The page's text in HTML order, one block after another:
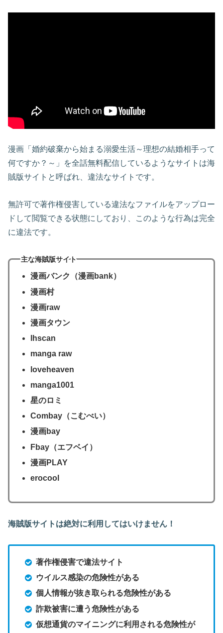
漫画「婚約破棄から始まる溺愛生活～理想の結婚相手って
何ですか？～」を全話無料配信しているようなサイトは海
賊版サイトと呼ばれ、違法なサイトです。
無許可で著作権侵害している違法なファイルをアップロー
ドして閲覧できる状態にしており、このような行為は完全
に違法です。
主な海賊版サイト
漫画バンク（漫画bank）
漫画村
漫画raw
漫画タウン
lhscan
manga raw
loveheaven
manga1001
星のロミ
Combay（こむべい）
漫画bay
Fbay（エフベイ）
漫画PLAY
erocool
海賊版サイトは絶対に利用してはいけません！
著作権侵害で違法サイト
ウイルス感染の危険性がある
個人情報が抜き取られる危険性がある
詐欺被害に遭う危険性がある
仮想通貨のマイニングに利用される危険性が